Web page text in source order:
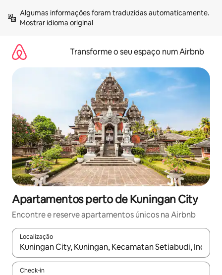
para
Mostrar idioma original
Transforme o seu espaço num Airbnb
Apartamentos perto de Kuningan City
Encontre e reserve apartamentos únicos na Airbnb
Localização
Quando os resultados estiverem disponíveis, navegue com
Check-in